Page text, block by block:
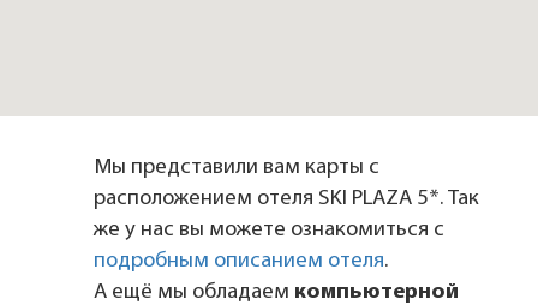
Мы представили вам карты с
расположением отеля SKI PLAZA 5*. Так
же у нас вы можете ознакомиться с
подробным описанием отеля.
А ещё мы обладаем компьютерной